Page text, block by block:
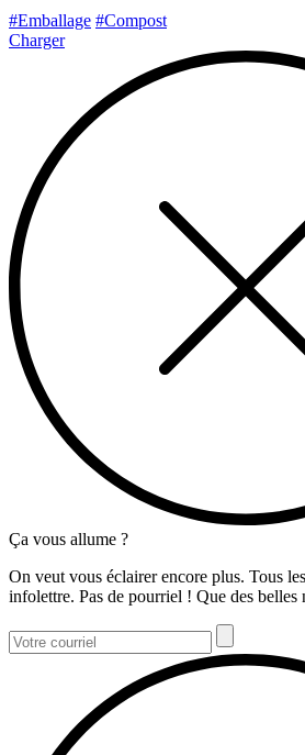
#Emballage #Compost
Charger
Ça vous allume ?
On veut vous éclairer encore plus. Tous
infolettre. Pas de pourriel ! Que des belles